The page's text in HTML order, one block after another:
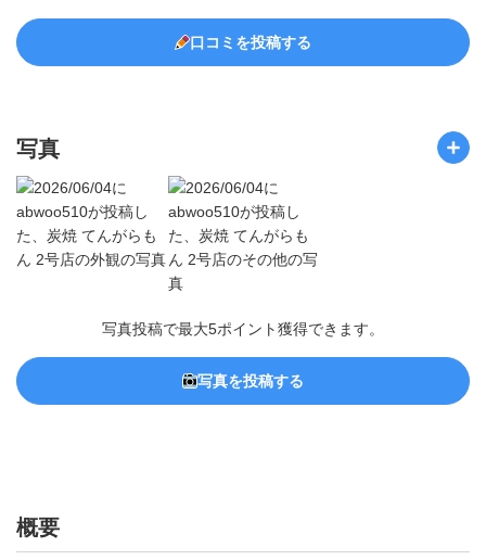
口コミを投稿する
写真
写真投稿で最大5ポイント獲得できます。
写真を投稿する
概要